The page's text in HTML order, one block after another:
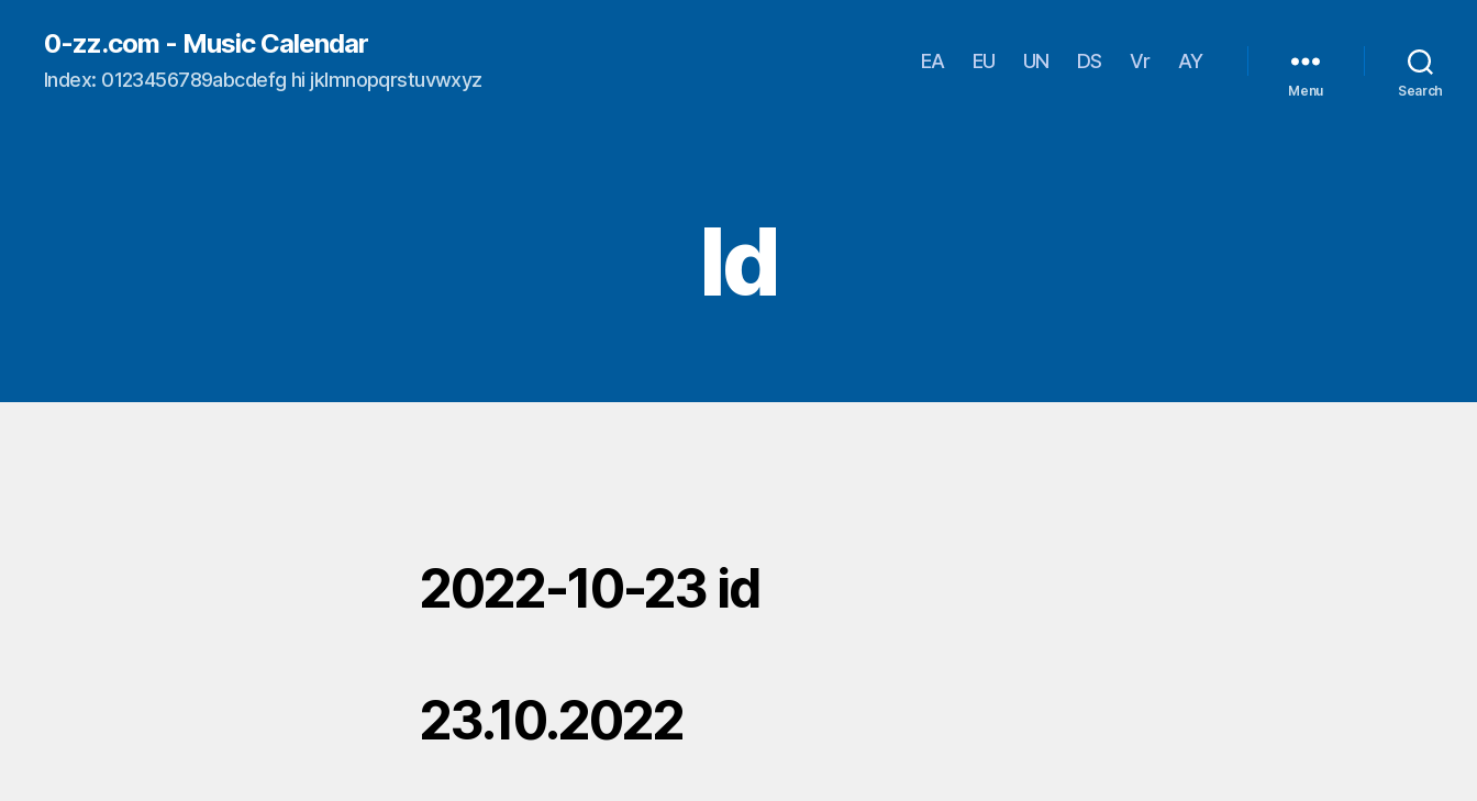
0-zz.com - Music Calendar
Index: 0123456789abcdefg hi jklmnopqrstuvwxyz
EA EU UN DS Vr AY
Menu Search
Id
2022-10-23 id
23.10.2022